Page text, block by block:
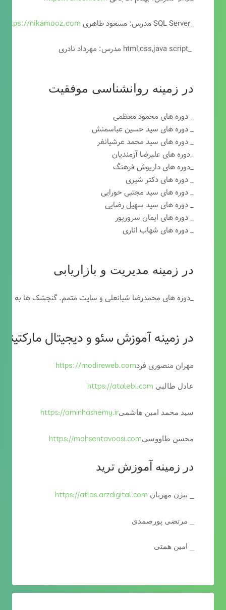
_SQL Server مدرس: مسعود طاهری
https://nikamooz.com
_html,css,java script مدرس: مهرداد نادری
در زمینه روانشناسی موفقیت
_ دوره های محمود معظمی
_ دوره های سید حسین عباسمنش
_ دوره های سید محمد عرشیانفر
_دوره های علیرضا آزمندیان
_دوره های داریوش فرهنگ
_ دوره های دکتر شیری
_ دوره های سید مجتبی حورایی
_ دوره های سید سهیل رضایی
_ دوره های ایمان سرورپور
_ دوره های شهاب اناری
در زمینه مدیریت و بازاریابی
_دوره های محمدرضا شبانعلی و سایت متمم. گنجشک ها به
در زمینه آموزش سئو و دیجیتال
مهران منصوری فردhttps://modireweb.com
عادل طالبی https://atalebi.com
سید محمد امین هاشمیhttps://aminhashemy.ir
محسن طاووسیhttps://mohsentavoosi.com
در زمینه آموزش ترید
_ بیژن مهربان https://atlas.arzdigital.com
_ مرتضی پورصمدی
_ امین همتی